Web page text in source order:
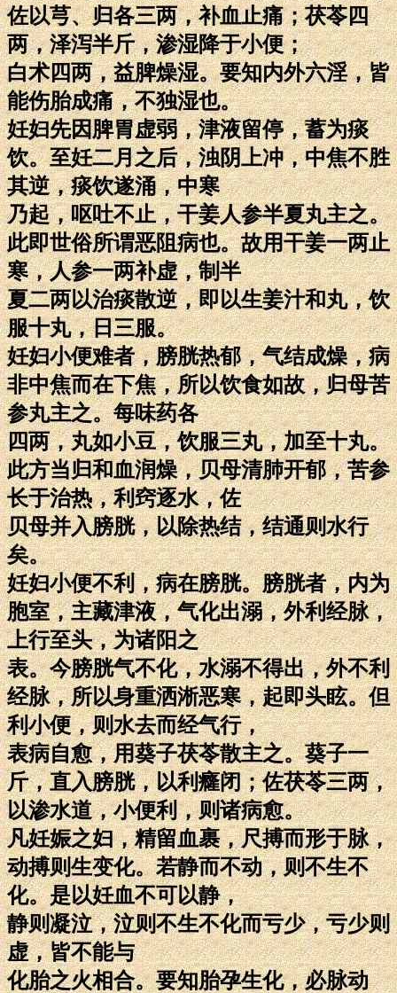
佐以芎、归各三两，补血止痛；茯苓四
两，泽泻半斤，渗湿降于小便；
白术四两，益脾燥湿。要知内外六淫，皆
能伤胎成痛，不独湿也。
妊妇先因脾胃虚弱，津液留停，蓄为痰
饮。至妊二月之后，浊阴上冲，中焦不胜
其逆，痰饮遂涌，中寒
乃起，呕吐不止，干姜人参半夏丸主之。
此即世俗所谓恶阻病也。故用干姜一两止
寒，人参一两补虚，制半
夏二两以治痰散逆，即以生姜汁和丸，饮
服十丸，日三服。
妊妇小便难者，膀胱热郁，气结成燥，病
非中焦而在下焦，所以饮食如故，归母苦
参丸主之。每味药各
四两，丸如小豆，饮服三丸，加至十丸。
此方当归和血润燥，贝母清肺开郁，苦参
长于治热，利窍逐水，佐
贝母并入膀胱，以除热结，结通则水行
矣。
妊妇小便不利，病在膀胱。膀胱者，内为
胞室，主藏津液，气化出溺，外利经脉，
上行至头，为诸阳之
表。今膀胱气不化，水溺不得出，外不利
经脉，所以身重洒淅恶寒，起即头眩。但
利小便，则水去而经气行，
表病自愈，用葵子茯苓散主之。葵子一
斤，直入膀胱，以利癃闭；佐茯苓三两，
以渗水道，小便利，则诸病愈。
凡妊娠之妇，精留血裹，尺搏而形于脉，
动搏则生变化。若静而不动，则不生不
化。是以妊血不可以静，
静则凝泣，泣则不生不化而亏少，亏少则
虚，皆不能与
化胎之火相合。要知胎孕生化，必脉动